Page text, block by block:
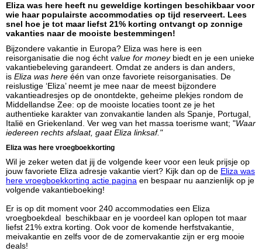
Eliza was here heeft nu geweldige kortingen beschikbaar voor
wie haar populairste accommodaties op tijd reserveert. Lees
snel hoe je tot maar liefst 21% korting ontvangt op zonnige
vakanties naar de mooiste bestemmingen!
Bijzondere vakantie in Europa? Eliza was here is een
reisorganisatie die nog écht value for moneybiedt en je een unieke
vakantiebeleving garandeert. Omdat ze anders is dan anders,
is Eliza was here één van onze favoriete reisorganisaties. De
reislustige ‘Eliza’ neemt je mee naar de meest bijzondere
vakantieadresjes op de onontdekte, geheime plekjes rondom de
Middellandse Zee: op de mooiste locaties toont ze je het
authentieke karakter van zonvakantie landen als Spanje, Portugal,
Italië en Griekenland. Ver weg van het massa toerisme want; "Waar
iedereen rechts afslaat, gaat Eliza linksaf."
Eliza was here vroegboekkorting
Wil je zeker weten dat jij de volgende keer voor een leuk prijsje op
jouw favoriete Eliza adresje vakantie viert? Kijk dan op de Eliza was
here vroegboekkorting actie pagina en bespaar nu aanzienlijk op je
volgende vakantieboeking!
Er is op dit moment voor 240 accommodaties een Eliza
vroegboekdeal beschikbaar en je voordeel kan oplopen tot maar
liefst 21% extra korting. Ook voor de komende herfstvakantie,
meivakantie en zelfs voor de de zomervakantie zijn er erg mooie
deals!